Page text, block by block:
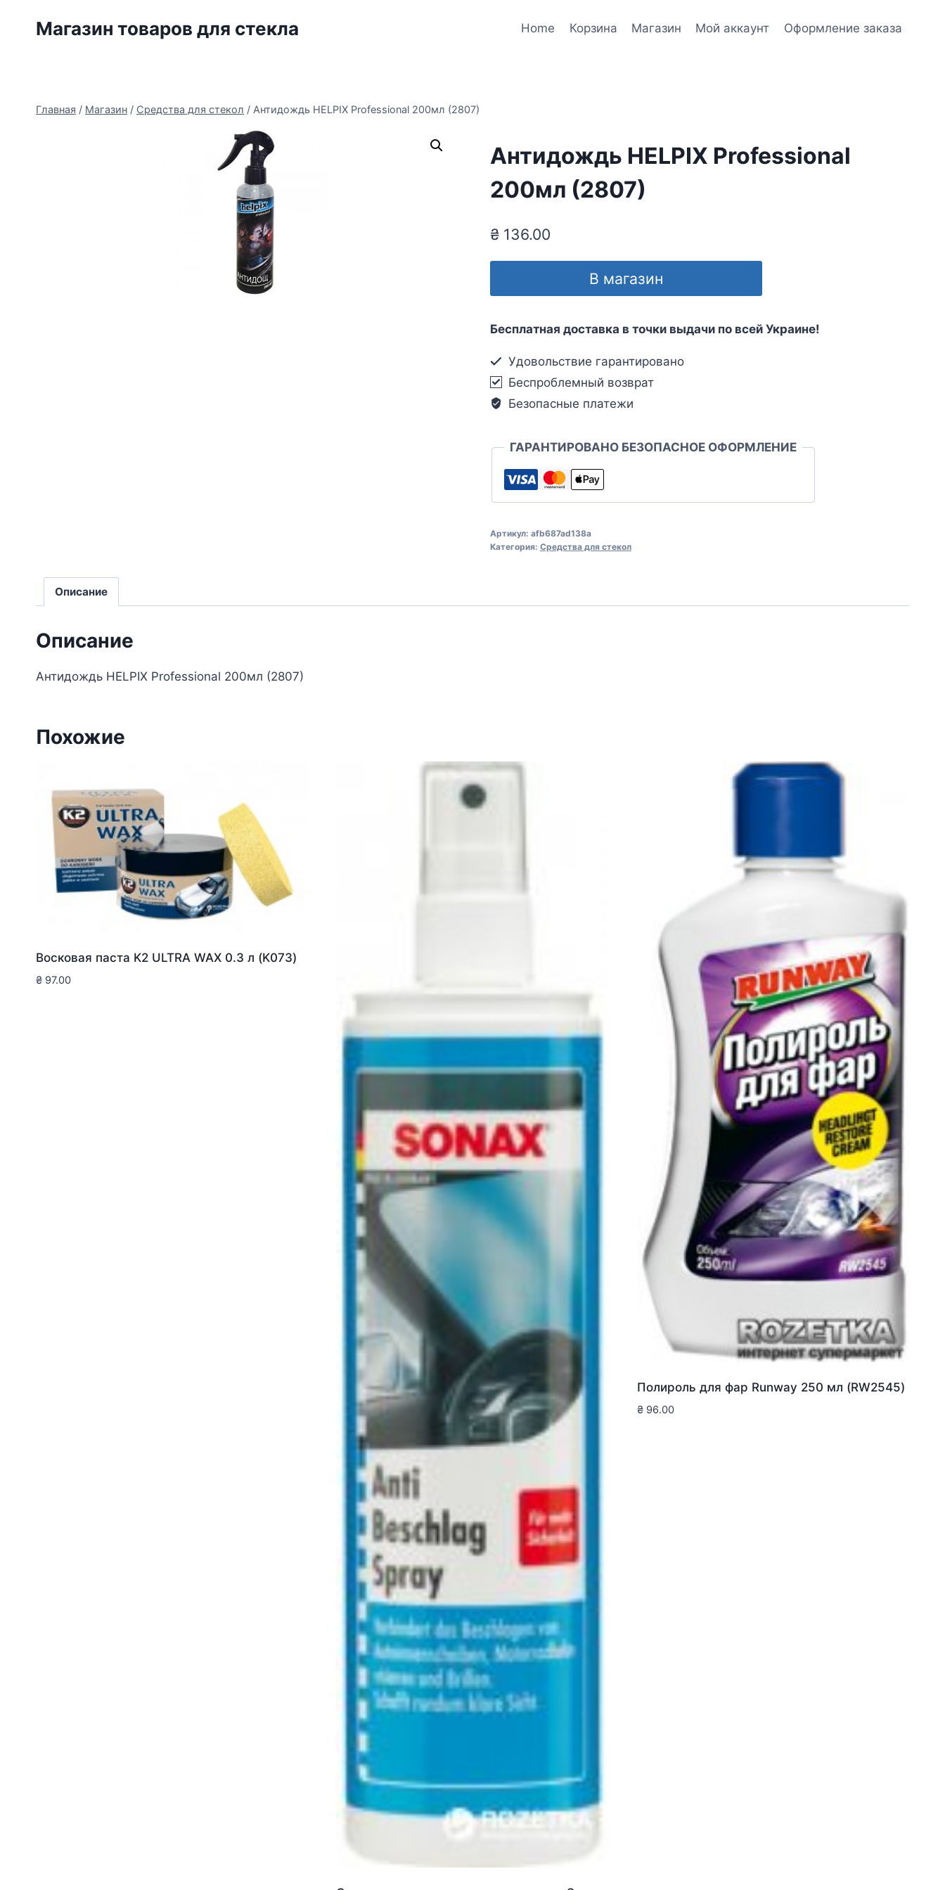
Магазин товаров для стекла Home Корзина Магазин Мой аккаунт Оформление заказа
Главная / Магазин / Средства для стекол / Антидождь HELPIX Professional 200мл (2807)
Антидождь HELPIX Professional
200мл (2807)
₴136.00
В магазин
Бесплатная доставка в точки выдачи по всей Украине!
Удовольствие гарантировано
Беспроблемный возврат
Безопасные платежи
ГАРАНТИРОВАНО БЕЗОПАСНОЕ ОФОРМЛЕНИЕ
Артикул: afb687ad138a
Категория: Средства для стекол
Описание
Описание
Антидождь HELPIX Professional 200мл (2807)
Похожие
Восковая паста K2 ULTRA WAX 0.3 л (K073)
₴ 97.00
Полироль для фар Runway 250 мл (RW2545)
₴96.00